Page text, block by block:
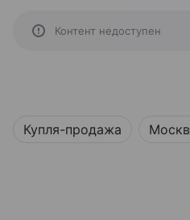
Контент недоступен
Купля-продажа